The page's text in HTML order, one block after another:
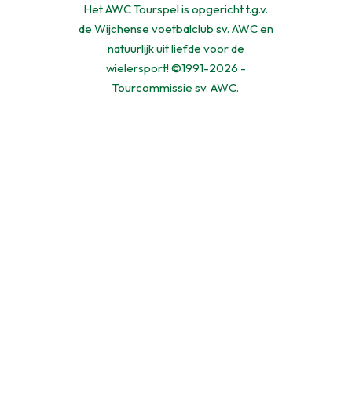
Het AWC Tourspel is opgericht t.g.v.
de Wijchense voetbalclub sv. AWC en
natuurlijk uit liefde voor de
wielersport! ©1991-2026 -
Tourcommissie sv. AWC.